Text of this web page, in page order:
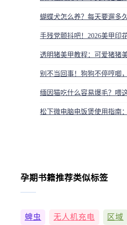
缅因猫吃什么容易爆毛？喂
孕期书籍推荐类似标签
蜱虫 无人机充电 区域